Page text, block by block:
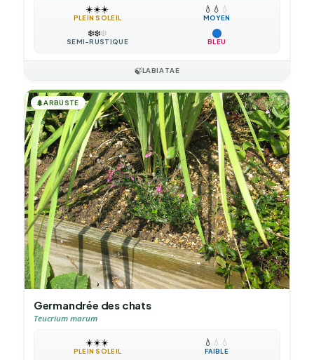
☀️☀️☀️
PLEIN SOLEIL
💧 💧 💧
MOYEN
❄️❄️❄️
SEMI-RUSTIQUE BLEU
🍃LABIATAE
🌲ARBUSTE
Germandrée des chats
Teucrium marum
☀️☀️☀️
PLEIN SOLEIL
💧 💧 💧
FAIBLE